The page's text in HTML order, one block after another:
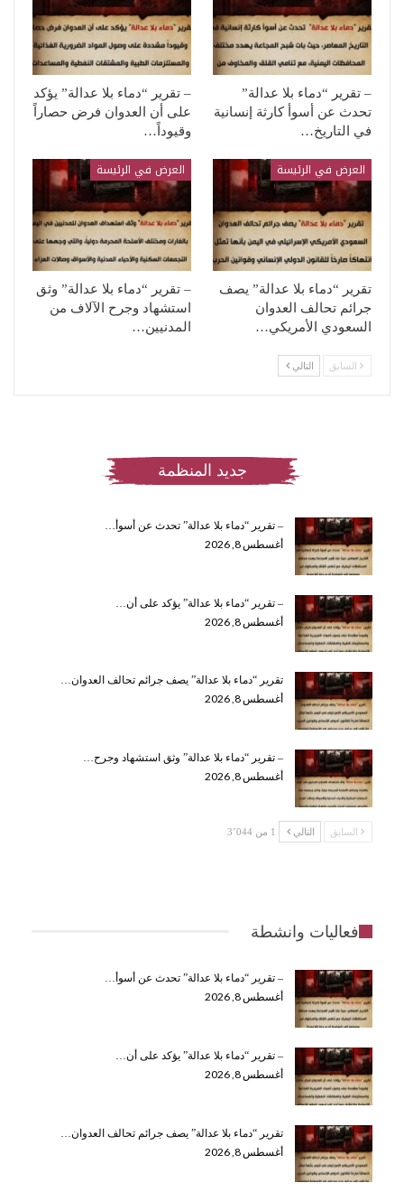
– تقرير “دماء بلا عدالة”
تحدث عن أسوأ كارثة إنسانية
في التاريخ…
– تقرير “دماء بلا عدالة” يؤكد
على أن العدوان فرض حصاراً
وقيوداً…
العرض في الرئيسة
تقرير “دماء بلا عدالة” يصف
جرائم تحالف العدوان
السعودي الأمريكي…
العرض في الرئيسة
– تقرير “دماء بلا عدالة” وثق
استشهاد وجرح الآلاف من
المدنيين…
السابق التالي
جديد المنظمة
– تقرير “دماء بلا عدالة” تحدث عن أسوأ…
أغسطس 8, 2026
– تقرير “دماء بلا عدالة” يؤكد على أن…
أغسطس 8, 2026
تقرير “دماء بلا عدالة” يصف جرائم تحالف العدوان…
أغسطس 8, 2026
– تقرير “دماء بلا عدالة” وثق استشهاد وجرح…
أغسطس 8, 2026
السابق التالي 1 من 3٬044
فعاليات وانشطة
– تقرير “دماء بلا عدالة” تحدث عن أسوأ…
أغسطس 8, 2026
– تقرير “دماء بلا عدالة” يؤكد على أن…
أغسطس 8, 2026
تقرير “دماء بلا عدالة” يصف جرائم تحالف العدوان…
أغسطس 8, 2026